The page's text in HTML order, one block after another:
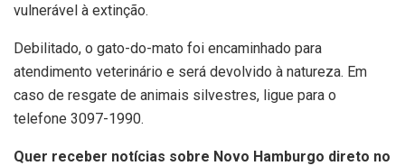
vulnerável à extinção.
Debilitado, o gato-do-mato foi encaminhado para
atendimento veterinário e será devolvido à natureza. Em
caso de resgate de animais silvestres, ligue para o
telefone 3097-1990.
Quer receber notícias sobre Novo Hamburgo direto no